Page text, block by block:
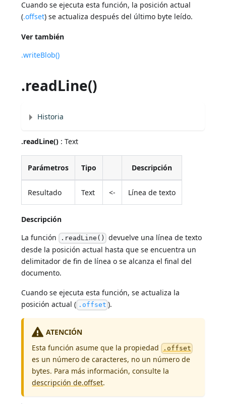
Cuando se ejecuta esta función, la posición actual
(.offset) se actualiza después del último byte leído.
Ver también
.writeBlob()
.readLine()
Historia
.readLine() : Text
Parámetros Tipo Descripción
Resultado Text <- Línea de texto
Descripción
La función .readLine() devuelve una línea de texto
desde la posición actual hasta que se encuentra un
delimitador de fin de línea o se alcanza el final del
documento.
Cuando se ejecuta esta función, se actualiza la
posición actual ( .offset ).
ATENCIÓN
Esta función asume que la propiedad .offset
es un número de caracteres, no un número de
bytes. Para más información, consulte la
descripción de.offset.